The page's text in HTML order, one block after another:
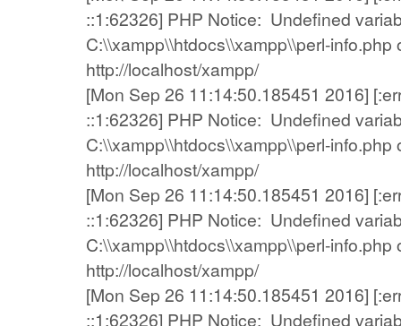
::1:62326] PHP Notice: Undefined
C:\\xampp\\htdocs\\xampp\\perl-info.php
http://localhost/xampp/
[Mon Sep 26 11:14:50.185451 2016]
::1:62326] PHP Notice: Undefined
C:\\xampp\\htdocs\\xampp\\perl-info.php
http://localhost/xampp/
[Mon Sep 26 11:14:50.185451 2016]
::1:62326] PHP Notice: Undefined
C:\\xampp\\htdocs\\xampp\\perl-info.php
http://localhost/xampp/
[Mon Sep 26 11:14:50.185451 2016]
::1:62326] PHP Notice: Undefined